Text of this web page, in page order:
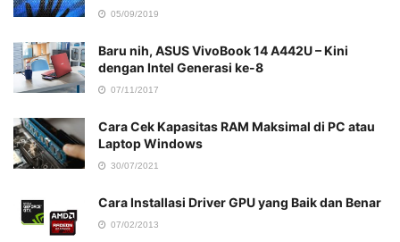
05/09/2019
Baru nih, ASUS VivoBook 14 A442U – Kini
dengan Intel Generasi ke-8
07/11/2017
Cara Cek Kapasitas RAM Maksimal di PC atau
Laptop Windows
30/07/2021
Cara Installasi Driver GPU yang Baik dan Benar
07/02/2013